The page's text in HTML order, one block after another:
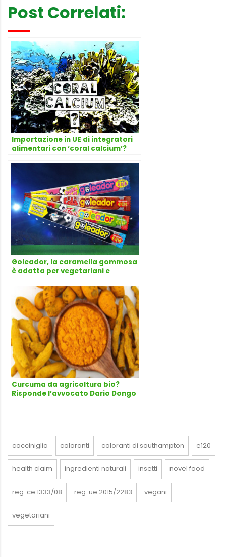
Post Correlati:
Importazione in UE di integratori
alimentari con ‘coral calcium’?
Goleador, la caramella gommosa
è adatta per vegetariani e
Dario Dongo
Curcuma da agricoltura bio?
Risponde l’avvocato Dario Dongo
cocciniglia coloranti coloranti di southampton e120
health claim ingredienti naturali insetti novel food
reg. ce 1333/08 reg. ue 2015/2283 vegani
vegetariani